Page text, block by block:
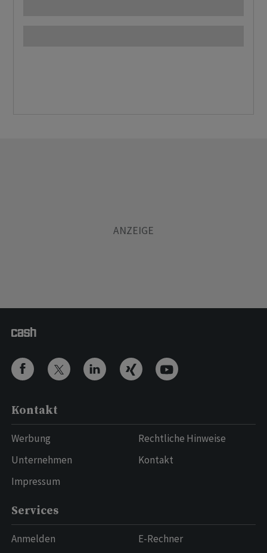
Kontakt
Werbung
Unternehmen
Impressum
Rechtliche Hinweise
Kontakt
Services
Anmelden
E-Rechner